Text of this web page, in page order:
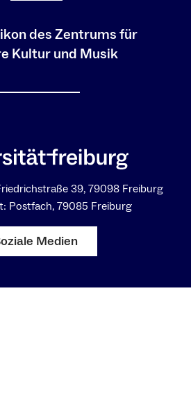
des Zentrums für
Kultur und Musik
39, 79098 Freiburg
Postfach, 79085 Freiburg
Medien